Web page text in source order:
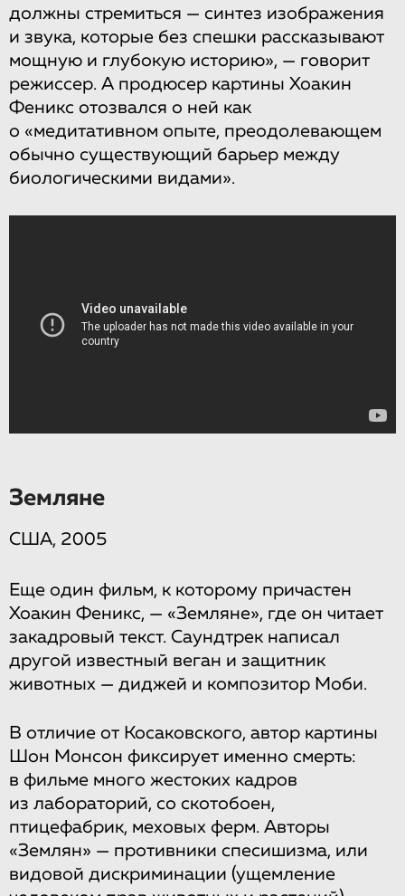
должны стремиться — синтез изображения
и звука, которые без спешки рассказывают
мощную и глубокую историю», — говорит
режиссер. А продюсер картины Хоакин
Феникс отозвался о ней как
о «медитативном опыте, преодолевающем
обычно существующий барьер между
биологическими видами».
Земляне
США, 2005
Еще один фильм, к которому причастен
Хоакин Феникс, — «Земляне», где он читает
закадровый текст. Саундтрек написал
другой известный веган и защитник
животных — диджей и композитор Моби.
В отличие от Косаковского, автор картины
Шон Монсон фиксирует именно смерть:
в фильме много жестоких кадров
из лабораторий, со скотобоен,
птицефабрик, меховых ферм. Авторы
«Землян» — противники спесишизма, или
видовой дискриминации (ущемление